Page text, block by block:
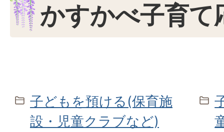
かすかべ子育て
子どもを預ける(保育施
設・児童クラブなど)